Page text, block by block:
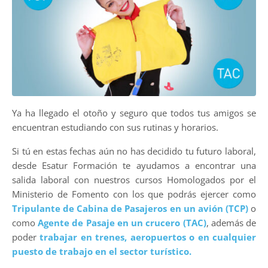
Ya ha llegado el otoño y seguro que todos tus amigos se
encuentran estudiando con sus rutinas y horarios.
Si tú en estas fechas aún no has decidido tu futuro laboral,
desde Esatur Formación te ayudamos a encontrar una
salida laboral con nuestros cursos Homologados por el
Ministerio de Fomento con los que podrás ejercer como
Tripulante de Cabina de Pasajeros en un avión (TCP) o
como Agente de Pasaje en un crucero (TAC), además de
podertrabajar en trenes, aeropuertos o en cualquier
puesto de trabajo en el sector turístico.